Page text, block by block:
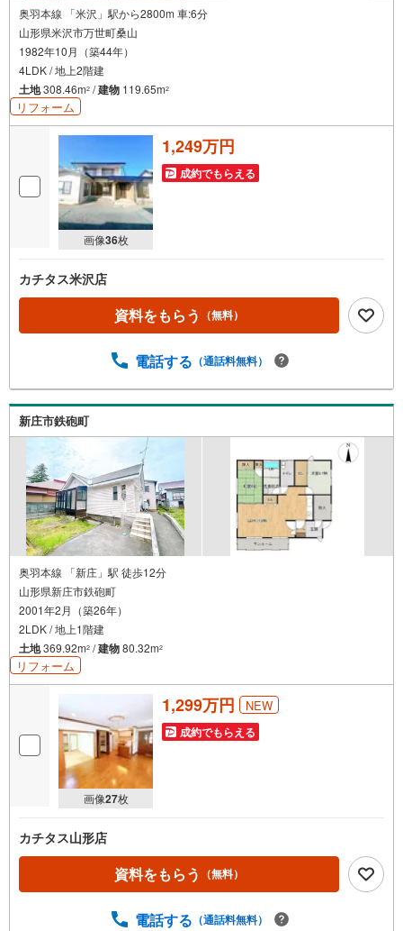
奥羽本線 「米沢」駅から2800m 車:6分
山形県米沢市万世町桑山
1982年10月（築44年）
4LDK / 地上2階建
土地308.46m2 /建物 119.65m2
リフォーム
画像36枚
1,249万円
成約でもらえる
カチタス米沢店
資料をもらう （無料）
電話する （通話料無料）
新庄市鉄砲町
奥羽本線 「新庄」駅 徒歩12分
山形県新庄市鉄砲町
2001年2月（築26年）
2LDK / 地上1階建
土地369.92m2 /建物80.32m2
リフォーム
画像27枚
1,299万円 NEW
成約でもらえる
カチタス山形店
資料をもらう （無料）
電話する （通話料無料）